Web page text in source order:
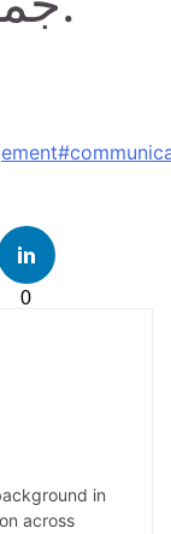
0
in
across